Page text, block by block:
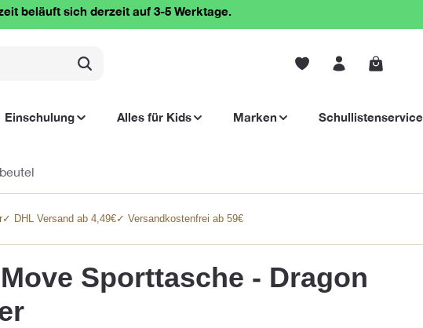
beläuft sich derzeit auf 3-5 Werktage.
Einschulung Alles für Kids Marken Schullistenservice
✓ DHL Versand ab 4,49€✓ Versandkostenfrei ab 59€
Sporttasche - Dragon